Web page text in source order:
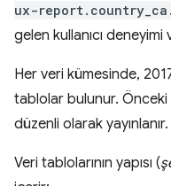
ux-
gelen kullanıcı
Her veri kümesinde,
tablolar bulunur. Önceki
düzenli olarak yayınlanır.
Veri tablolarının yapısı (